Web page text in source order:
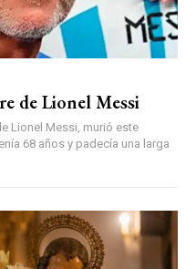
de Lionel Messi
Lionel Messi, murió este
68 años y padecía una larga